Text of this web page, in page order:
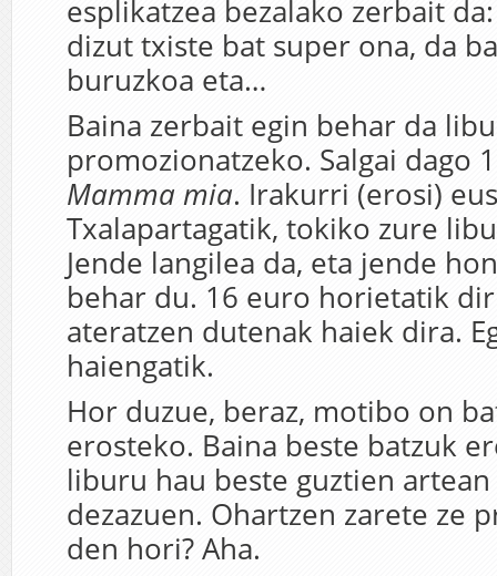
esplikatzea bezalako zerbait
dizut txiste bat super ona, da
buruzkoa eta…
Baina zerbait egin behar da
promozionatzeko. Salgai dago
Mamma mia. Irakurri (erosi)
Txalapartagatik, tokiko zure
Jende langilea da, eta jende
behar du. 16 euro horietatik
ateratzen dutenak haiek dira.
haiengatik.
Hor duzue, beraz, motibo on
erosteko. Baina beste batzuk
liburu hau beste guztien
dezazuen. Ohartzen zarete ze
den hori? Aha.